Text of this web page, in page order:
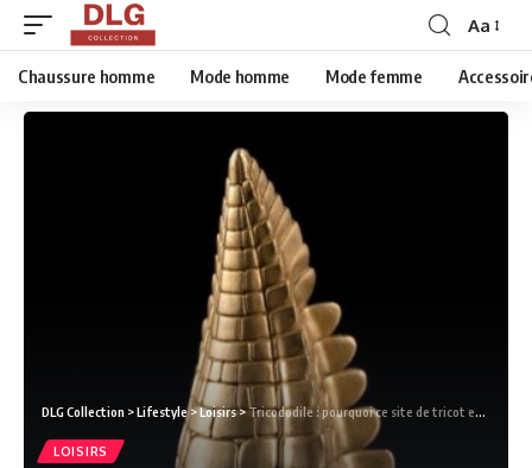
Aa
Chaussure homme Mode homme Mode femme
DLG Collection >Lifestyle>Loisirs>Tricododile : pourquoi ce site de tricot est-il autant recherché ?
LOISIRS